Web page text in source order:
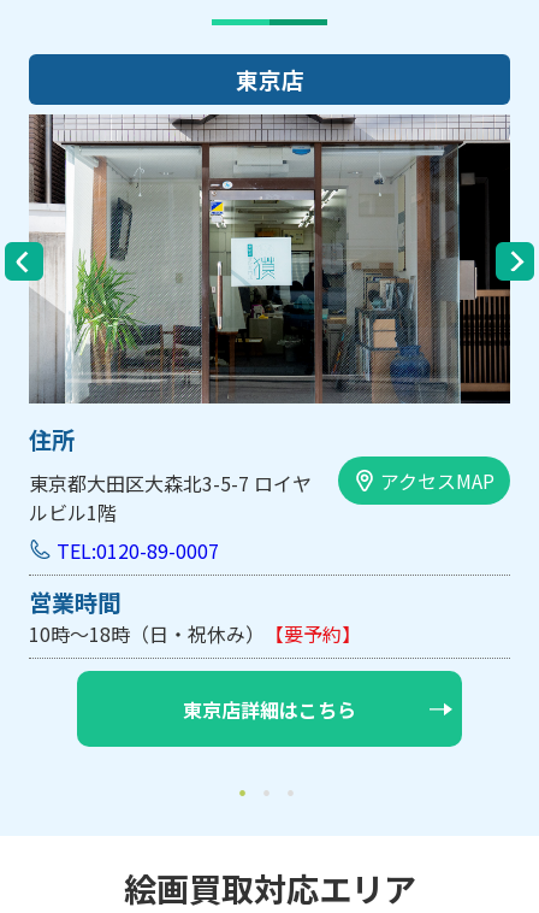
大阪店
住所
大阪市中央区内平野町1-1-5 西大
手前ビル103号
アクセスMAP
TEL:0120-89-0007
営業時間
10時～18時（日・祝休み/土曜は不定休）
大阪店詳細はこちら
絵画買取対応エリア